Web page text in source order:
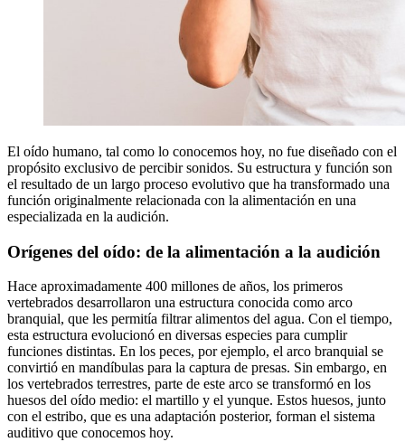
El oído humano, tal como lo conocemos hoy, no fue diseñado con el
propósito exclusivo de percibir sonidos. Su estructura y función son
el resultado de un largo proceso evolutivo que ha transformado una
función originalmente relacionada con la alimentación en una
especializada en la audición.
Orígenes del oído: de la alimentación a la audición
Hace aproximadamente 400 millones de años, los primeros
vertebrados desarrollaron una estructura conocida como arco
branquial, que les permitía filtrar alimentos del agua. Con el tiempo,
esta estructura evolucionó en diversas especies para cumplir
funciones distintas. En los peces, por ejemplo, el arco branquial se
convirtió en mandíbulas para la captura de presas. Sin embargo, en
los vertebrados terrestres, parte de este arco se transformó en los
huesos del oído medio: el martillo y el yunque. Estos huesos, junto
con el estribo, que es una adaptación posterior, forman el sistema
auditivo que conocemos hoy.